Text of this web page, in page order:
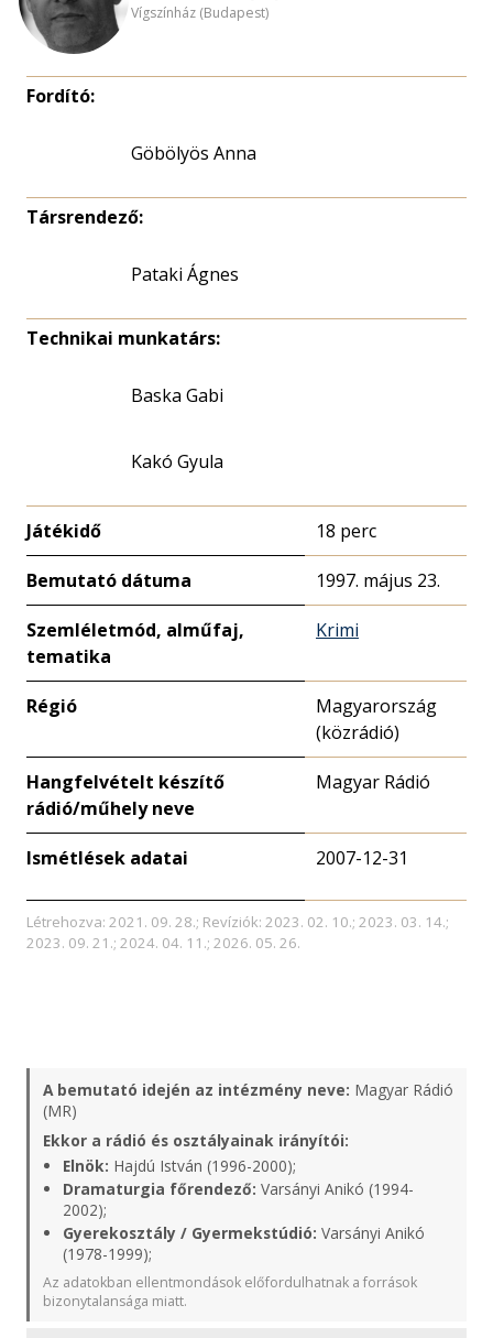
Vígszínház (Budapest)
Fordító:
Göbölyös Anna
Társrendező:
Pataki Ágnes
Technikai munkatárs:
Baska Gabi
Kakó Gyula
Játékidő 18 perc
Bemutató dátuma 1997. május 23.
Szemléletmód, alműfaj,
tematika
Krimi
Régió
Magyarország
(közrádió)
Hangfelvételt készítő
rádió/műhely neve
Magyar Rádió
Ismétlések adatai 2007-12-31
Létrehozva: 2021. 09. 28.; Revíziók: 2023. 02. 10.; 2023. 03. 14.;
2023. 09. 21.; 2024. 04. 11.; 2026. 05. 26.
A bemutató idején az intézmény neve: Magyar Rádió
(MR)
Ekkor a rádió és osztályainak irányítói:
Elnök: Hajdú István (1996-2000);
Dramaturgia főrendező: Varsányi Anikó (1994-
2002);
Gyerekosztály / Gyermekstúdió: Varsányi Anikó
(1978-1999);
Az adatokban ellentmondások előfordulhatnak a források
bizonytalansága miatt.